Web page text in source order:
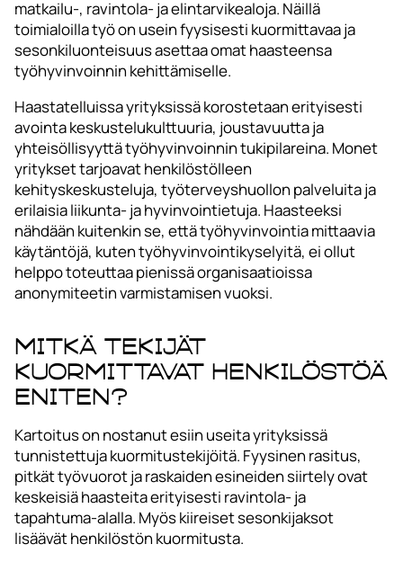
matkailu-, ravintola- ja elintarvikealoja. Näillä
toimialoilla työ on usein fyysisesti kuormittavaa ja
sesonkiluonteisuus asettaa omat haasteensa
työhyvinvoinnin kehittämiselle.
Haastatelluissa yrityksissä korostetaan erityisesti
avointa keskustelukulttuuria, joustavuutta ja
yhteisöllisyyttä työhyvinvoinnin tukipilareina. Monet
yritykset tarjoavat henkilöstölleen
kehityskeskusteluja, työterveyshuollon palveluita ja
erilaisia liikunta- ja hyvinvointietuja. Haasteeksi
nähdään kuitenkin se, että työhyvinvointia mittaavia
käytäntöjä, kuten työhyvinvointikyselyitä, ei ollut
helppo toteuttaa pienissä organisaatioissa
anonymiteetin varmistamisen vuoksi.
Mitkä tekijät
kuormittavat henkilöstöä
eniten?
Kartoitus on nostanut esiin useita yrityksissä
tunnistettuja kuormitustekijöitä. Fyysinen rasitus,
pitkät työvuorot ja raskaiden esineiden siirtely ovat
keskeisiä haasteita erityisesti ravintola- ja
tapahtuma-alalla. Myös kiireiset sesonkijaksot
lisäävät henkilöstön kuormitusta.